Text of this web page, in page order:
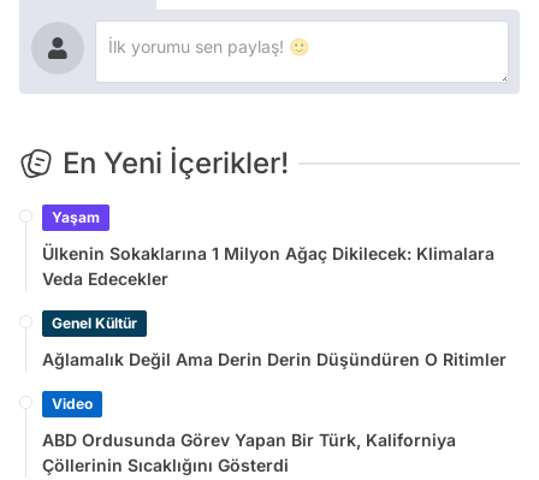
En Yeni İçerikler!
Yaşam
Ülkenin Sokaklarına 1 Milyon Ağaç Dikilecek: Klimalara
Veda Edecekler
Genel Kültür
Ağlamalık Değil Ama Derin Derin Düşündüren O Ritimler
Video
ABD Ordusunda Görev Yapan Bir Türk, Kaliforniya
Çöllerinin Sıcaklığını Gösterdi